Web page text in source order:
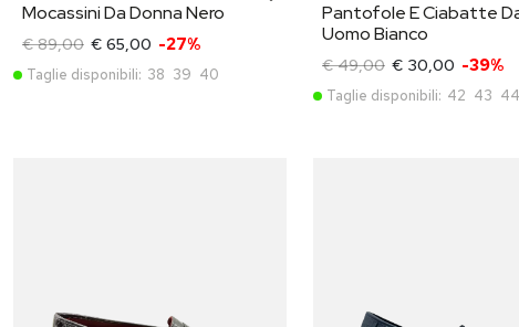
Mocassini Da Donna Nero
€ 89,00 € 65,00 -27%
Taglie disponibili: 38 39 40
Pantofole E Ciabatte
Uomo Bianco
€ 49,00 € 30,00 -39%
Taglie disponibili: 42 43 44